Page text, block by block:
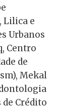
Lilica e
Urbanos
Centro
de
Mekal
Crédito